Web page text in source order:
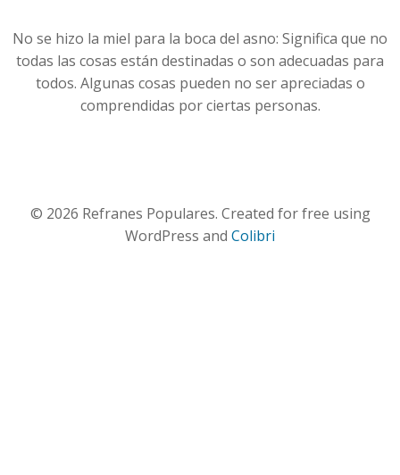
No se hizo la miel para la boca del asno: Significa que no
todas las cosas están destinadas o son adecuadas para
todos. Algunas cosas pueden no ser apreciadas o
comprendidas por ciertas personas.
© 2026 Refranes Populares. Created for free using
WordPress and Colibri